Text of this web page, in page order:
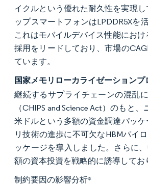
イクルという優れた耐久性を実現
ップスマートフォンはLPDDR5Xを
これはモバイルデバイス性能にお
採用をリードしており、市場の
ています。
国家メモリローカライゼーションプ
継続するサプライチェーンの混乱
（CHIPS and Science Act）のも
米ドルという多額の資金調達パッ
リ技術の進歩に不可欠なHBMパイ
ッケージを導入しました。さらに
額の資本投資を戦略的に誘導して
制約要因の影響分析*